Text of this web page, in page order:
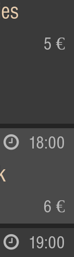
5 €
18:00
6 €
19:00